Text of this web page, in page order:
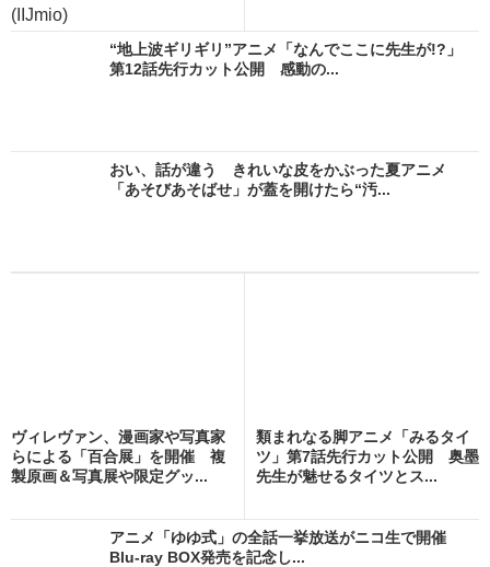
(IIJmio)
“地上波ギリギリ”アニメ「なんでここに先生が!?」
第12話先行カット公開 感動の...
おい、話が違う きれいな皮をかぶった夏アニメ
「あそびあそばせ」が蓋を開けたら“汚...
ヴィレヴァン、漫画家や写真家
らによる「百合展」を開催 複
製原画＆写真展や限定グッ...
類まれなる脚アニメ「みるタイ
ツ」第7話先行カット公開 奥墨
先生が魅せるタイツとス...
アニメ「ゆゆ式」の全話一挙放送がニコ生で開催
Blu-ray BOX発売を記念し...